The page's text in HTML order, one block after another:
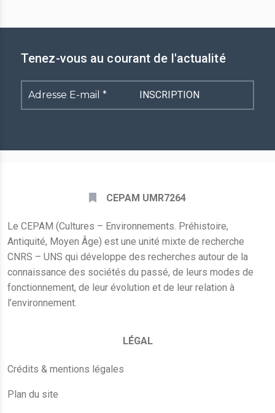
Tenez-vous au courant de l'actualité
Adresse
E-
CEPAM UMR7264
Le CEPAM (Cultures – Environnements. Préhistoire,
Antiquité, Moyen Âge) est une unité mixte de recherche
CNRS – UNS qui développe des recherches autour de la
connaissance des sociétés du passé, de leurs modes de
fonctionnement, de leur évolution et de leur relation à
l’environnement.
LÉGAL
Crédits & mentions légales
Plan du site